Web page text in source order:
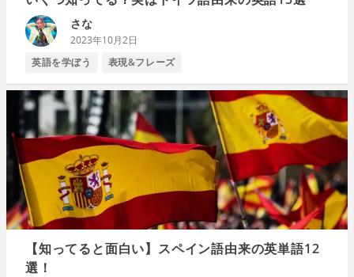
さな
2023年10月2日
英語を学ぼう
表現&フレーズ
【知ってると面白い】スペイン語由来の英単語12
選！